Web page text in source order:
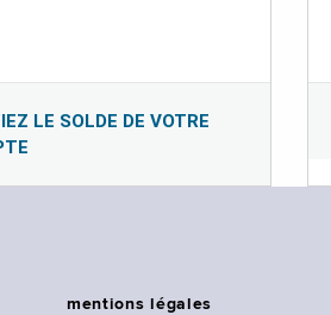
LE SOLDE DE VOTRE
mentions légales